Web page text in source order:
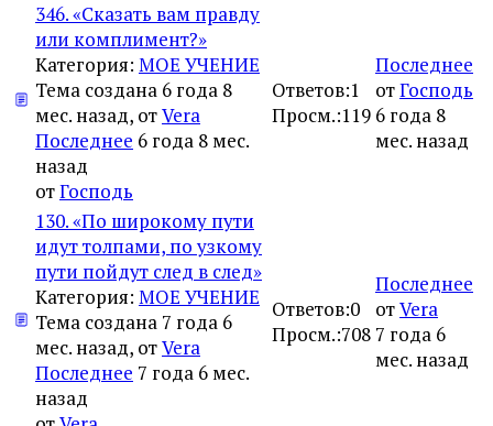
346. «Сказать вам правду
или комплимент?»
Категория: МОЕ УЧЕНИЕ
Тема создана 6 года 8
мес. назад, отVera
Последнее 6 года 8 мес.
назад
отГосподь
Ответов:1
Просм.:119
Последнее
отГосподь
6 года 8
мес. назад
130. «По широкому пути
идут толпами, по узкому
пути пойдут след в след»
Категория: МОЕ УЧЕНИЕ
Тема создана 7 года 6
мес. назад, отVera
Последнее 7 года 6 мес.
назад
Ответов:0
Просм.:708
Последнее
отVera
7 года 6
мес. назад